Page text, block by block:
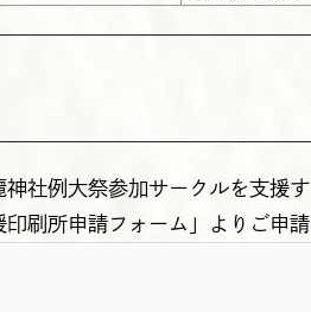
社例大祭参加サークルを支援
刷所申請フォーム」よりご申請